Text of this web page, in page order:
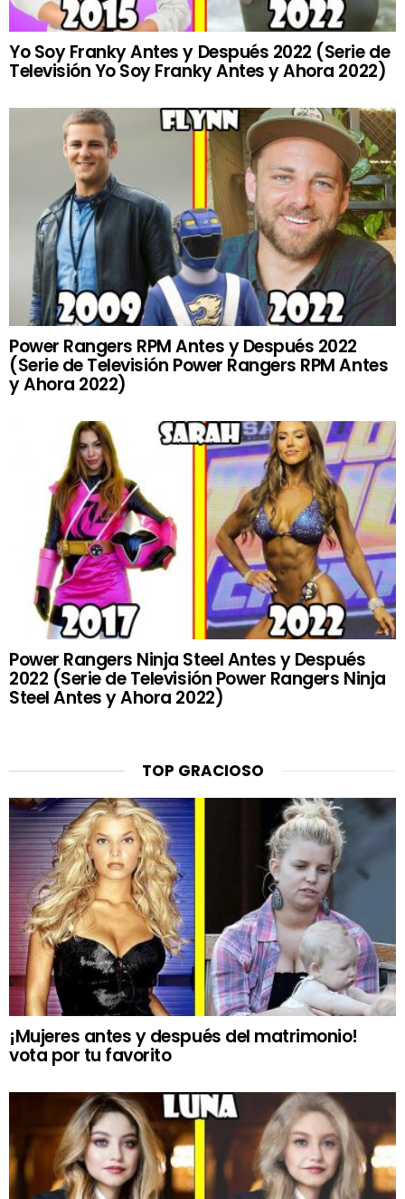
Yo Soy Franky Antes y Después 2022 (Serie de
Televisión Yo Soy Franky Antes y Ahora 2022)
Power Rangers RPM Antes y Después 2022
(Serie de Televisión Power Rangers RPM Antes
y Ahora 2022)
Power Rangers Ninja Steel Antes y Después
2022 (Serie de Televisión Power Rangers Ninja
Steel Antes y Ahora 2022)
TOP GRACIOSO
¡Mujeres antes y después del matrimonio!
vota por tu favorito